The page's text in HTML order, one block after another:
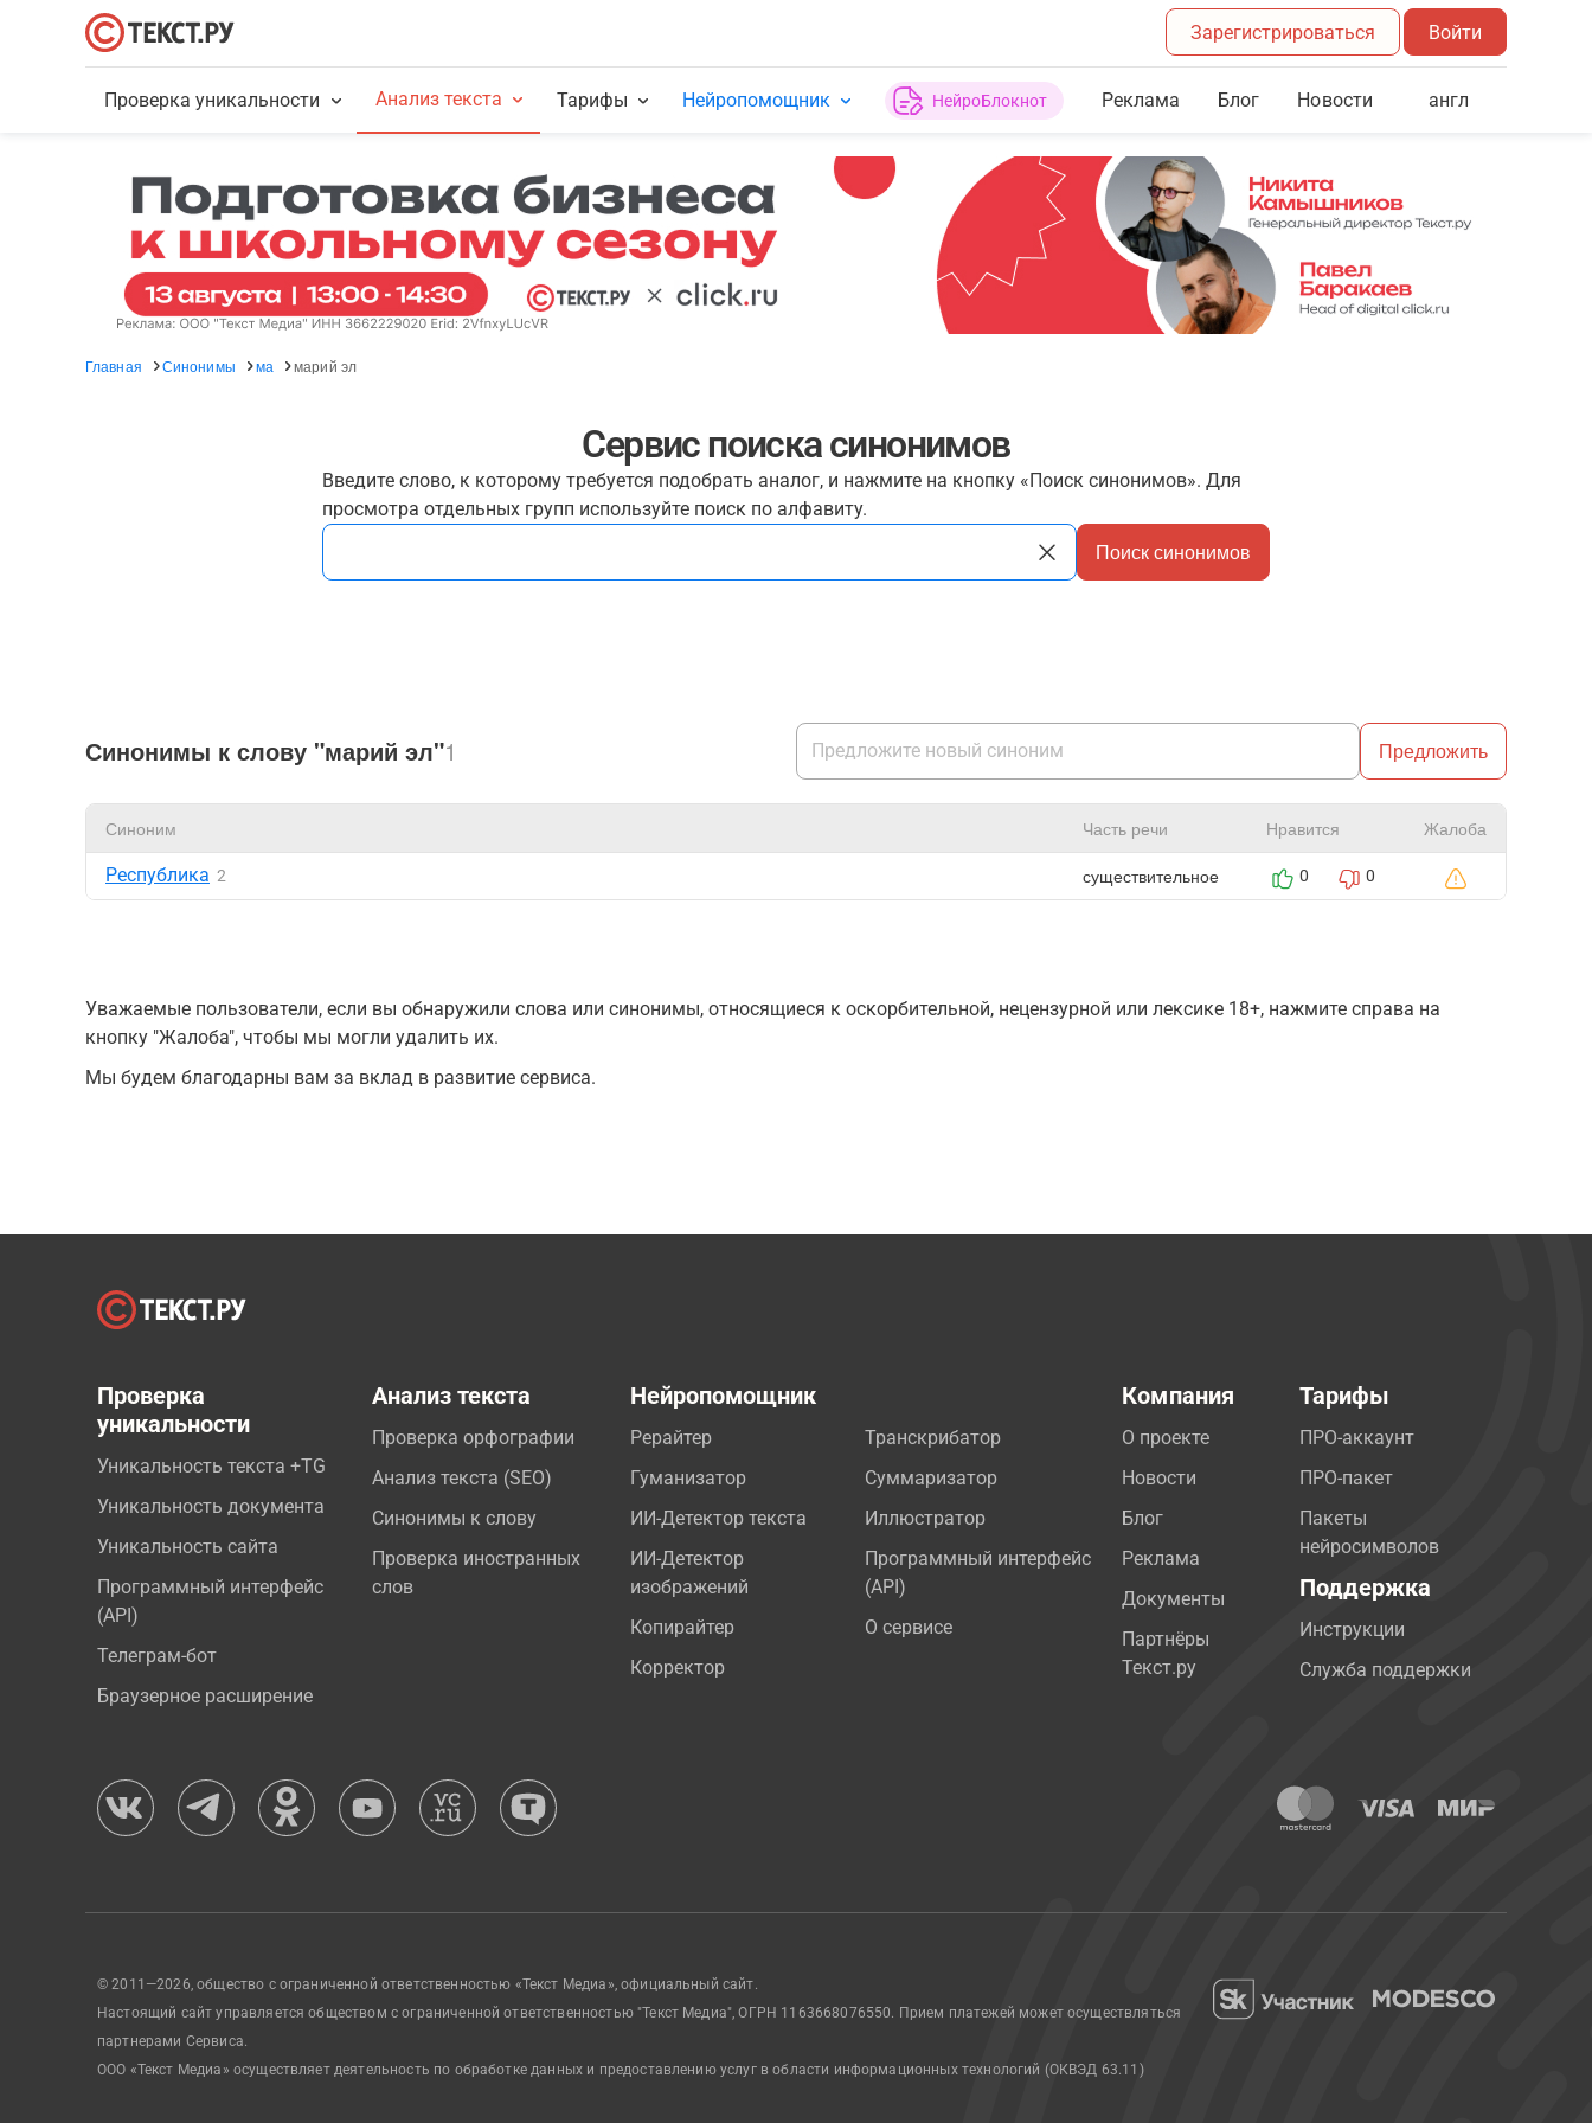
Зарегистрироваться Войти
Проверка уникальности Анализ текста Тарифы Нейропомощник НейроБлокнот Реклама Блог Новости англ
Главная Синонимы ма марий эл
Сервис поиска синонимов
Введите слово, к которому требуется подобрать аналог, и нажмите на кнопку «Поиск синонимов». Для
просмотра отдельных групп используйте поиск по алфавиту.
Поиск синонимов
Синонимы к слову "марий эл"1 Предложить
Синоним Часть речи Нравится Жалоба
Республика 2 существительное 0 0
Уважаемые пользователи, если вы обнаружили слова или синонимы, относящиеся к оскорбительной, нецензурной или лексике 18+, нажмите справа на
кнопку "Жалоба", чтобы мы могли удалить их.
Мы будем благодарны вам за вклад в развитие сервиса.
Проверка
уникальности
Уникальность текста +TG
Уникальность документа
Уникальность сайта
Программный интерфейс
(API)
Телеграм-бот
Браузерное расширение
Анализ текста
Проверка орфографии
Анализ текста (SEO)
Синонимы к слову
Проверка иностранных
слов
Нейропомощник
Рерайтер
Гуманизатор
ИИ-Детектор текста
ИИ-Детектор
изображений
Копирайтер
Корректор
Транскрибатор
Суммаризатор
Иллюстратор
Программный интерфейс
(API)
О сервисе
Компания
О проекте
Новости
Блог
Реклама
Документы
Партнёры
Текст.ру
Тарифы
ПРО-аккаунт
ПРО-пакет
Пакеты
нейросимволов
Поддержка
Инструкции
Служба поддержки
© 2011—2026, общество с ограниченной ответственностью «Текст Медиа», официальный сайт.
Настоящий сайт управляется обществом с ограниченной ответственностью "Текст Медиа", ОГРН 1163668076550. Прием платежей может осуществляться
партнерами Сервиса.
ООО «Текст Медиа» осуществляет деятельность по обработке данных и предоставлению услуг в области информационных технологий (ОКВЭД 63.11)